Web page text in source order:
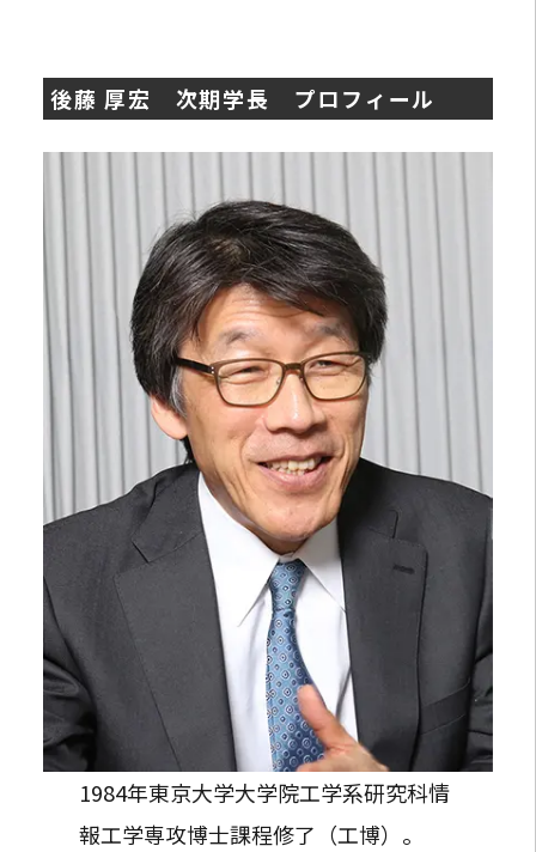
後藤 厚宏 次期学長 プロフィール
1984年東京大学大学院工学系研究科情
報工学専攻博士課程修了（工博）。